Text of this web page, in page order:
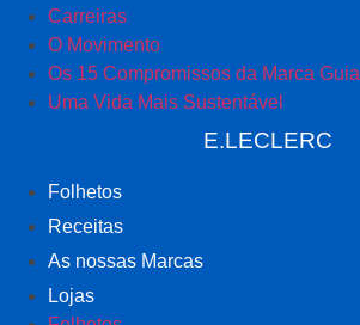
Carreiras
O Movimento
Os 15 Compromissos da Marca Guia
Uma Vida Mais Sustentável
E.LECLERC
Folhetos
Receitas
As nossas Marcas
Lojas